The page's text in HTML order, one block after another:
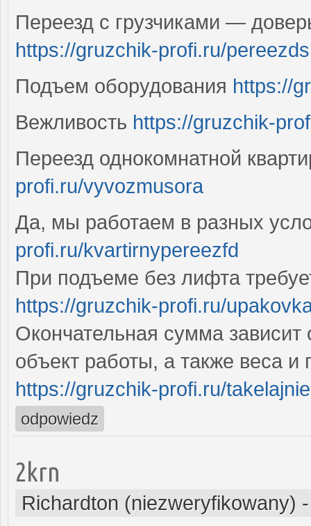
Переезд с грузчиками —
https://gruzchik-profi.ru/
Подъем оборудования https://
Вежливость https://gruzchik-
Переезд однокомнатной
profi.ru/vyvozmusora
Да, мы работаем в разных
profi.ru/kvartirnypereezfd
При подъеме без лифта
https://gruzchik-profi.ru/
Окончательная сумма зависит
объект работы, а также веса и
https://gruzchik-profi.ru/
odpowiedz
2krn
Richardton (niezweryfikowany)